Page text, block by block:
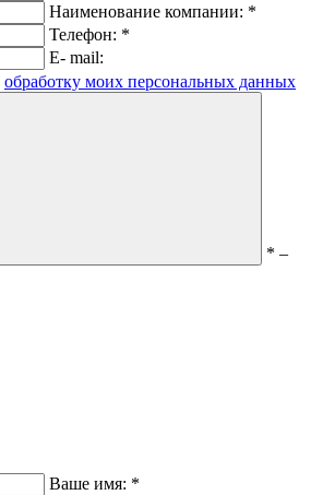
Наименование компании: *
Телефон: *
E- mail:
обработку моих персональных данных
* –
Ваше имя: *